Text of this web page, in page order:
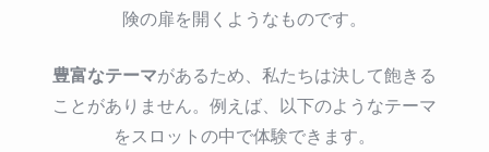
険の扉を開くようなものです。
豊富なテーマがあるため、私たちは決して飽きる
ことがありません。例えば、以下のようなテーマ
をスロットの中で体験できます。